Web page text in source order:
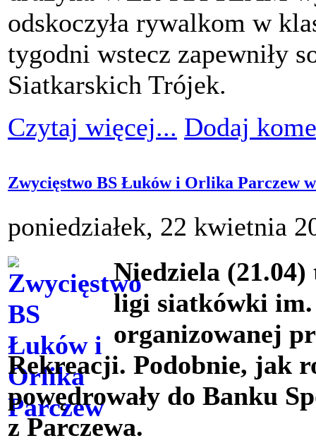
odskoczyła rywalkom w
tygodni wstecz zapewniły
Siatkarskich Trójek.
Czytaj więcej... Dodaj
Zwycięstwo BS Łuków i Orlika Parczew
poniedziałek, 22 kwietnia
Niedziela
ligi siatkówki im.
organizowanej
Rekreacji. Podobnie, jak
powędrowały do Banku
z Parczewa.